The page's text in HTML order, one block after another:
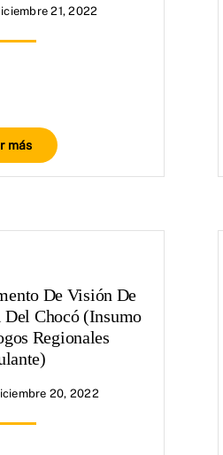
21, 2022
más
De Visión De
Chocó (Insumo
Regionales
20, 2022